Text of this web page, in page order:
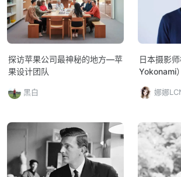
探访苹果公司最神秘的地方—苹
果设计团队
黑白
日本摄影
Yokonami
娜娜